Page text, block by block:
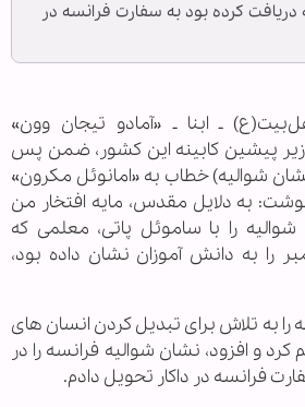
دریافت کرده بود به سفارت فرانسه در
ـ ابنا ـ «آمادو تیجان وون»
پیشین کابینه این کشور، ضمن پس
شوالیه) خطاب به «امانوئل مکرون»
به دلایل مقدس، مایه افتخار من
را با ساموئل پاتی، معلمی که
را به دانش آموزان نشان داده بود،
به تلاش برای تبدیل کردن انسان های
و افزود، نشان شوالیه فرانسه را در
فرانسه در داکار تحویل دادم.